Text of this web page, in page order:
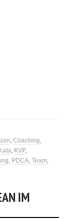
,Coaching
KVP,
PDCA ,Team
IM